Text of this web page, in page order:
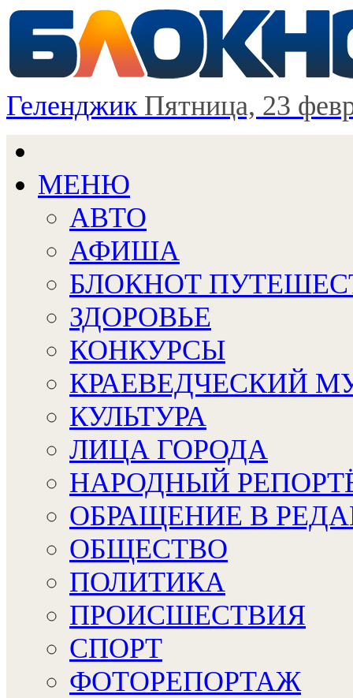
Геленджик Пятница, 23
МЕНЮ
АВТО
АФИША
БЛОКНОТ
ЗДОРОВЬЕ
КОНКУРСЫ
КРАЕВЕДЧЕСКИЙ
КУЛЬТУРА
ЛИЦА ГОРОДА
НАРОДНЫЙ
ОБРАЩЕНИЕ В
ОБЩЕСТВО
ПОЛИТИКА
ПРОИСШЕСТВИЯ
СПОРТ
ФОТОРЕПОРТАЖ